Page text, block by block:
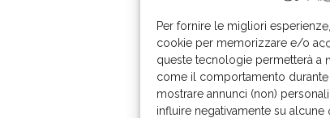
Per fornire le migliori
cookie per memorizzare e/o
queste tecnologie permetterà a
come il comportamento
mostrare annunci (non)
influire negativamente su alcune